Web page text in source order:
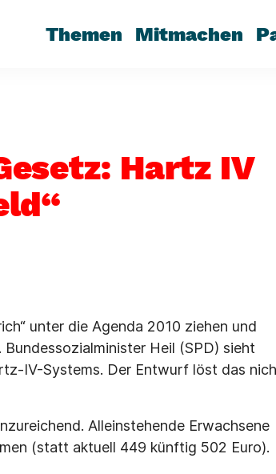
Themen Mitmachen
Hartz IV
unter die Agenda 2010 ziehen und
Heil (SPD) sieht
IV-Systems. Der Entwurf löst das
Alleinstehende Erwachsene
(statt aktuell 449 künftig 502 Euro).